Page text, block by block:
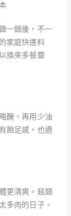
一鍋後，不一
家庭快速料
換來多餐靈
醃，再用少油
飽足感，也適
更清爽。菇類
多肉的日子。